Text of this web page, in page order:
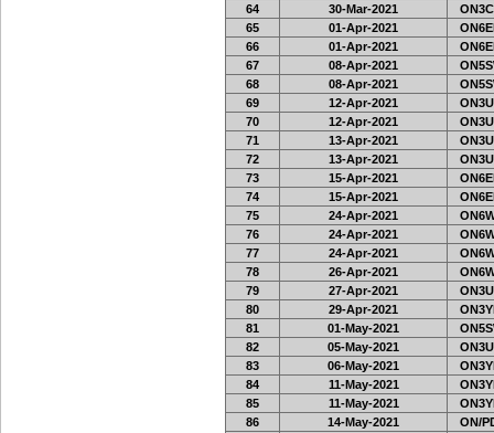
64
30-Mar-2021
65
01-Apr-2021
66
01-Apr-2021
67
08-Apr-2021
68
08-Apr-2021
69
12-Apr-2021
70
12-Apr-2021
71
13-Apr-2021
72
13-Apr-2021
73
15-Apr-2021
74
15-Apr-2021
75
24-Apr-2021
76
24-Apr-2021
77
24-Apr-2021
78
26-Apr-2021
79
27-Apr-2021
80
29-Apr-2021
81
01-May-2021
82
05-May-2021
83
06-May-2021
84
11-May-2021
85
11-May-2021
86
14-May-2021
ON/